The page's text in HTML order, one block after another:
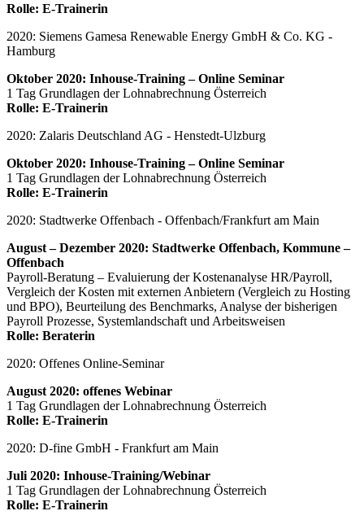
Rolle: E-Trainerin
2020: Siemens Gamesa Renewable Energy GmbH & Co. KG -
Hamburg
Oktober 2020: Inhouse-Training – Online Seminar
1 Tag Grundlagen der Lohnabrechnung Österreich
Rolle: E-Trainerin
2020: Zalaris Deutschland AG - Henstedt-Ulzburg
Oktober 2020: Inhouse-Training – Online Seminar
1 Tag Grundlagen der Lohnabrechnung Österreich
Rolle: E-Trainerin
2020: Stadtwerke Offenbach - Offenbach/Frankfurt am Main
August – Dezember 2020: Stadtwerke Offenbach, Kommune –
Offenbach
Payroll-Beratung – Evaluierung der Kostenanalyse HR/Payroll,
Vergleich der Kosten mit externen Anbietern (Vergleich zu Hosting
und BPO), Beurteilung des Benchmarks, Analyse der bisherigen
Payroll Prozesse, Systemlandschaft und Arbeitsweisen
Rolle: Beraterin
2020: Offenes Online-Seminar
August 2020: offenes Webinar
1 Tag Grundlagen der Lohnabrechnung Österreich
Rolle: E-Trainerin
2020: D-fine GmbH - Frankfurt am Main
Juli 2020: Inhouse-Training/Webinar
1 Tag Grundlagen der Lohnabrechnung Österreich
Rolle: E-Trainerin